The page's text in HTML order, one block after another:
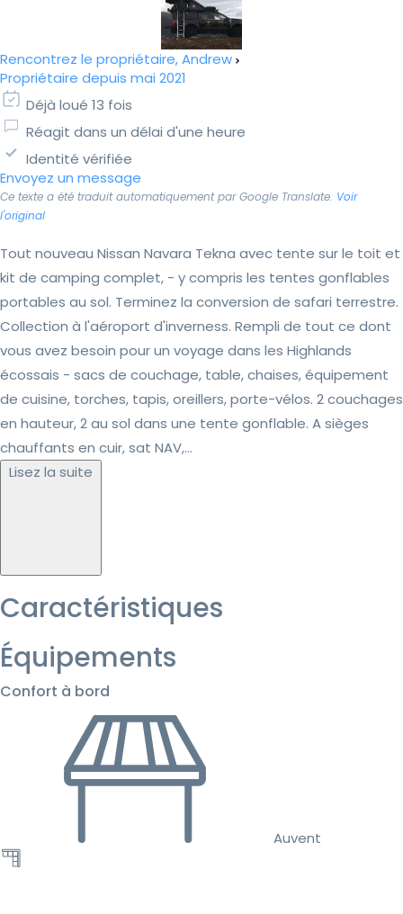
Rencontrez le propriétaire, Andrew
Propriétaire depuis mai 2021
Déjà loué 13 fois
Réagit dans un délai d'une heure
Identité vérifiée
Envoyez un message
Ce texte a été traduit automatiquement par Google Translate. Voir
l'original
Tout nouveau Nissan Navara Tekna avec tente sur le toit et
kit de camping complet, - y compris les tentes gonflables
portables au sol. Terminez la conversion de safari terrestre.
Collection à l'aéroport d'inverness. Rempli de tout ce dont
vous avez besoin pour un voyage dans les Highlands
écossais - sacs de couchage, table, chaises, équipement
de cuisine, torches, tapis, oreillers, porte-vélos. 2 couchages
en hauteur, 2 au sol dans une tente gonflable. A sièges
chauffants en cuir, sat NAV,...
Lisez la suite
Caractéristiques
Équipements
Confort à bord
Auvent